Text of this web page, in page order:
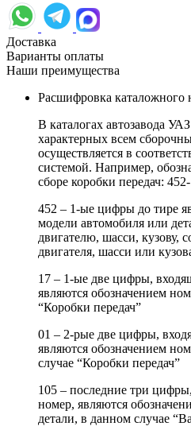
Доставка
Варианты оплаты
Наши преимущества
Расшифровка каталожного
В каталогах автозавода
характерных всем
осуществляется в
системой. Например,
сборе коробки передач:
452 – 1-ые цифры до тире
модели автомобиля или
двигателю, шасси, кузову,
двигателя, шасси или
17 – 1-ые две цифры,
являются обозначением
“Коробки передач”
01 – 2-рые две цифры,
являются обозначением
случае “Коробки передач”
105 – последние три
номер, являются
детали, в данном случае